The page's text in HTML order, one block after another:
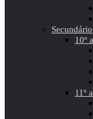
Secundário
10º
11º